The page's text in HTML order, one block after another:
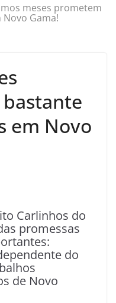
meses prometem
Gama!
em Novo
Carlinhos do
promessas
do
de Novo